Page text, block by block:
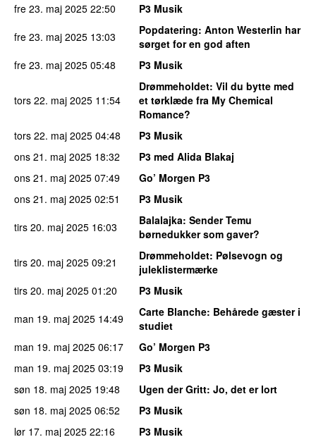
fre 23. maj 2025 22:50
P3 Musik
fre 23. maj 2025 13:03 Popdatering: Anton Westerlin har
sørget for en god aften
fre 23. maj 2025 05:48 P3 Musik
tors 22. maj 2025 11:54
Drømmeholdet: Vil du bytte med
et tørklæde fra My Chemical
Romance?
tors 22. maj 2025 04:48
P3 Musik
ons 21. maj 2025 18:32
P3 med Alida Blakaj
ons 21. maj 2025 07:49
Go’ Morgen P3
ons 21. maj 2025 02:51
P3 Musik
tirs 20. maj 2025 16:03 Balalajka: Sender Temu
børnedukker som gaver?
tirs 20. maj 2025 09:21 Drømmeholdet: Pølsevogn og
juleklistermærke
tirs 20. maj 2025 01:20
P3 Musik
man 19. maj 2025 14:49 Carte Blanche: Behårede gæster i
studiet
man 19. maj 2025 06:17
Go’ Morgen P3
man 19. maj 2025 03:19
P3 Musik
søn 18. maj 2025 19:48 Ugen der Gritt: Jo, det er lort
søn 18. maj 2025 06:52
P3 Musik
lør 17. maj 2025 22:16 P3 Musik